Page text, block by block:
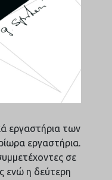
εργαστήρια των
εργαστήρια.
σε
ενώ η δεύτερη